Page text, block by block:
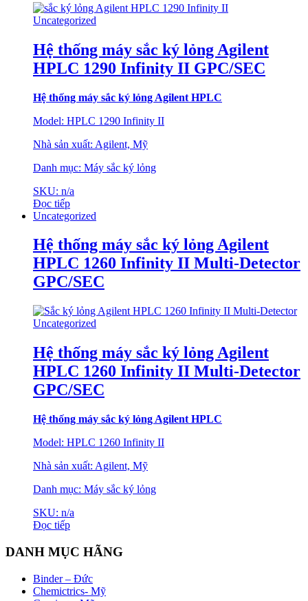
Uncategorized
Hệ thống máy sắc ký lỏng Agilent
HPLC 1290 Infinity II GPC/SEC
Hệ thống máy sắc ký lỏng Agilent HPLC
Model: HPLC 1290 Infinity II
Nhà sản xuất: Agilent, Mỹ
Danh mục: Máy sắc ký lỏng
SKU: n/a
Đọc tiếp
Uncategorized
Hệ thống máy sắc ký lỏng Agilent
HPLC 1260 Infinity II Multi-Detector
GPC/SEC
Uncategorized
Hệ thống máy sắc ký lỏng Agilent
HPLC 1260 Infinity II Multi-Detector
GPC/SEC
Hệ thống máy sắc ký lỏng Agilent HPLC
Model: HPLC 1260 Infinity II
Nhà sản xuất: Agilent, Mỹ
Danh mục: Máy sắc ký lỏng
SKU: n/a
Đọc tiếp
DANH MỤC HÃNG
Binder – Đức
Chemictrics- Mỹ